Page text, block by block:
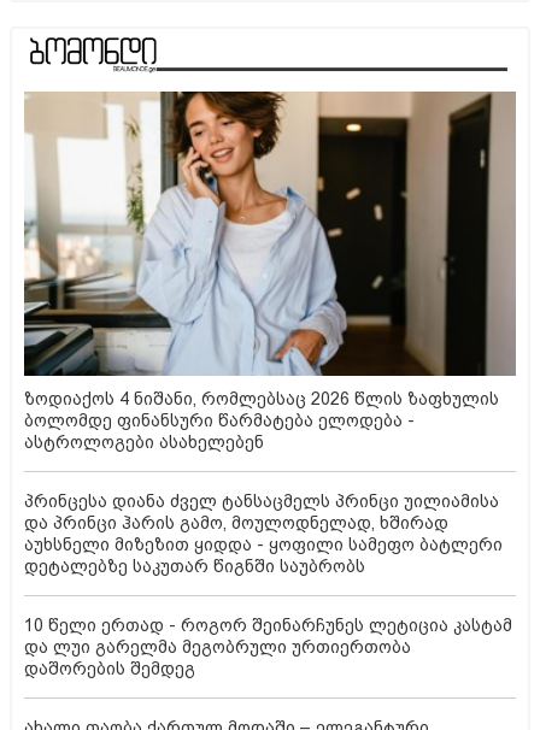
ზოდიაქოს 4 ნიშანი, რომლებსაც 2026 წლის ზაფხულის
ბოლომდე ფინანსური წარმატება ელოდება -
ასტროლოგები ასახელებენ
პრინცესა დიანა ძველ ტანსაცმელს პრინცი უილიამისა
და პრინცი ჰარის გამო, მოულოდნელად, ხშირად
აუხსნელი მიზეზით ყიდდა - ყოფილი სამეფო ბატლერი
დეტალებზე საკუთარ წიგნში საუბრობს
10 წელი ერთად - როგორ შეინარჩუნეს ლეტიცია კასტამ
და ლუი გარელმა მეგობრული ურთიერთობა
დაშორების შემდეგ